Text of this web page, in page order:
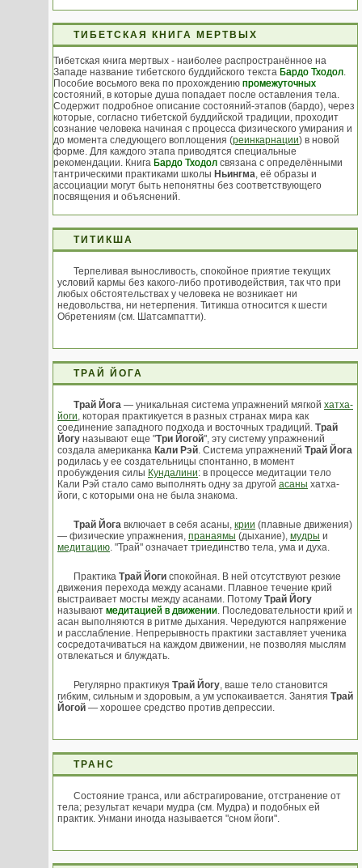
ТИБЕТСКАЯ КНИГА МЕРТВЫХ
Тибетская книга мертвых - наиболее распространённое на
Западе название тибетского буддийского текста Бардо Тходол
Пособие восьмого века по прохождению промежуточных
состояний, в которые душа попадает после оставления тела.
Содержит подробное описание состояний-этапов (бардо), через
которые, согласно тибетской буддийской традиции, проходит
сознание человека начиная с процесса физического умирания и
до момента следующего воплощения (реинкарнации) в новой
форме. Для каждого этапа приводятся специальные
рекомендации. Книга Бардо Тходол связана с определёнными
тантрическими практиками школы Ньингма , её образы и
ассоциации могут быть непонятны без соответствующего
посвящения и объяснений.
ТИТИКША
Терпеливая выносливость, спокойное приятие текущих
условий кармы без какого-либо противодействия, так что при
любых обстоятельствах у человека не возникает ни
недовольства, ни нетерпения. Титикша относится к шести
Обретениям (см. Шатсампатти).
ТРАЙ ЙОГА
Трай Йога — уникальная система упражнений мягкой хатха-
йоги , которая практикуется в разных странах мира как
соединение западного подхода и восточных традиций. Трай
Йогу называют еще "Три Йогой", эту систему упражнений
создала американка Кали Рэй . Система упражнений Трай Йога
родилась у ее создательницы спонтанно, в момент
пробуждения силы Кундалини: в процессе медитации тело
Кали Рэй стало само выполнять одну за другой асаны хатха-
йоги, с которыми она не была знакома.
Трай Йога включает в себя асаны, крии (плавные движения)
— физические упражнения, пранаямы (дыхание), мудры и
медитацию . "Трай" означает триединство тела, ума и духа.
Практика Трай Йоги спокойная. В ней отсутствуют резкие
движения перехода между асанами. Плавное течение крий
выстраивает мосты между асанами. Потому Трай Йогу
называют медитацией в движении . Последовательности крий и
асан выполняются в ритме дыхания. Чередуются напряжение
и расслабление. Непрерывность практики заставляет ученика
сосредотачиваться на каждом движении, не позволяя мыслям
отвлекаться и блуждать.
Регулярно практикуя Трай Йогу , ваше тело становится
гибким, сильным и здоровым, а ум успокаивается. Занятия Трай
Йогой — хорошее средство против депрессии.
ТРАНС
Состояние транса, или абстрагирование, отстранение от
тела; результат кечари мудра (см. Мудра) и подобных ей
практик. Унмани иногда называется "сном йоги".